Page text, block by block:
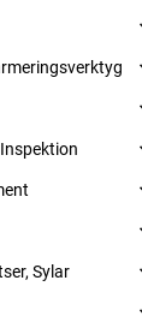
Sylar